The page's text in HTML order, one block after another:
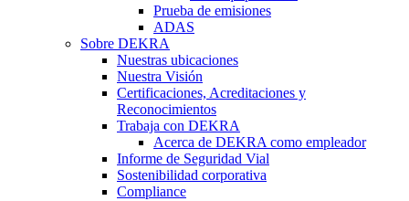
Prueba de emisiones
ADAS
Sobre DEKRA
Nuestras ubicaciones
Nuestra Visión
Certificaciones, Acreditaciones y
Reconocimientos
Trabaja con DEKRA
Acerca de DEKRA como empleador
Informe de Seguridad Vial
Sostenibilidad corporativa
Compliance